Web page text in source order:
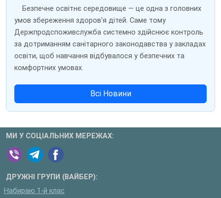
Безпечне освітнє середовище — це одна з головних
умов збереження здоров'я дітей. Саме тому
Держпродспоживслужба системно здійснює контроль
за дотриманням санітарного законодавства у закладах
освіти, щоб навчання відбувалося у безпечних та
комфортних умовах.
Всі Новини
МИ У СОЦІАЛЬНИХ МЕРЕЖАХ:
ДРУЖНІ ГРУПИ (ВАЙБЕР):
Набираю 1-й клас